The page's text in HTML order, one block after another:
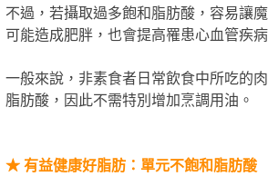
不過，若攝取過多飽和脂肪酸，容易讓
可能造成肥胖，也會提高罹患心血管疾
一般來說，非素食者日常飲食中所吃的
脂肪酸，因此不需特別增加烹調用油。
★有益健康好脂肪：單元不飽和脂肪酸